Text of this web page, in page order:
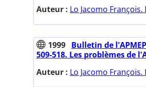
Auteur : Lo Jacomo François.
1999 Bulletin de
509-518. Les problèmes de
Auteur : Lo Jacomo François.